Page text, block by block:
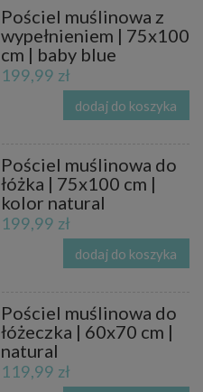
Pościel muślinowa z
wypełnieniem | 75x100
cm | baby blue
199,99 zł
dodaj do koszyka
Pościel muślinowa do
łóżka | 75x100 cm |
kolor natural
199,99 zł
dodaj do koszyka
Pościel muślinowa do
łóżeczka | 60x70 cm |
natural
119,99 zł